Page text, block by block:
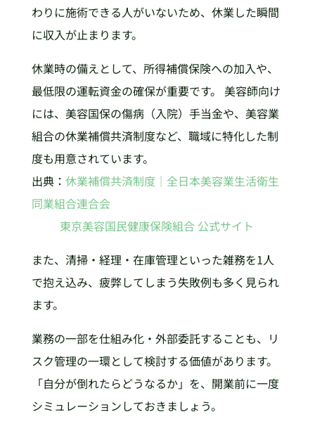
わりに施術できる人がいないため、休業した瞬間
に収入が止まります。
休業時の備えとして、所得補償保険への加入や、
最低限の運転資金の確保が重要です。 美容師向け
には、美容国保の傷病（入院）手当金や、美容業
組合の休業補償共済制度など、職域に特化した制
度も用意されています。
出典： 休業補償共済制度｜全日本美容業生活衛生
同業組合連合会
東京美容国民健康保険組合 公式サイト
また、清掃・経理・在庫管理といった雑務を1人
で抱え込み、疲弊してしまう失敗例も多く見られ
ます。
業務の一部を仕組み化・外部委託することも、リ
スク管理の一環として検討する価値があります。
「自分が倒れたらどうなるか」を、開業前に一度
シミュレーションしておきましょう。